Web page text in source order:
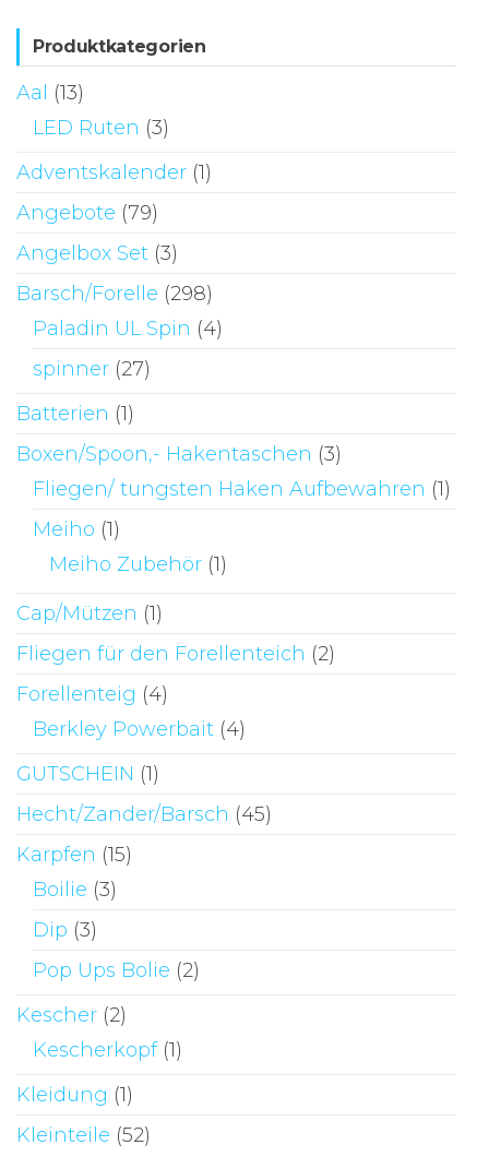
Produktkategorien
Aal
(13)
LED Ruten (3)
Adventskalender (1)
Angebote (79)
Angelbox Set (3)
Barsch/Forelle (298)
Paladin UL Spin (4)
spinner (27)
Batterien (1)
Boxen/Spoon,- Hakentaschen (3)
Fliegen/ tungsten Haken Aufbewahren (1)
Meiho (1)
Meiho Zubehör (1)
Cap/Mützen (1)
Fliegen für den Forellenteich (2)
Forellenteig (4)
Berkley Powerbait (4)
GUTSCHEIN (1)
Hecht/Zander/Barsch (45)
Karpfen (15)
Boilie (3)
Dip (3)
Pop Ups Bolie (2)
Kescher (2)
Kescherkopf (1)
Kleidung (1)
Kleinteile (52)